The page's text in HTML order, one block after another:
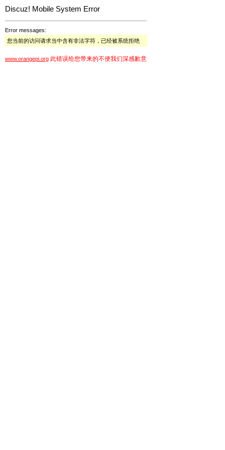
Discuz! Mobile System Error
Error messages:
您当前的访问请求当中含有非法字符，已经被系统拒绝
www.orangepi.org 此错误给您带来的不便我们深感歉意